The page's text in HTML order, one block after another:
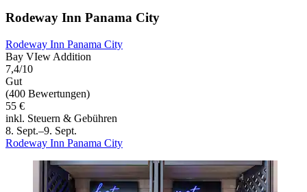
Rodeway Inn Panama City
Rodeway Inn Panama City
Bay VIew Addition
7,4/10
Gut
(400 Bewertungen)
55 €
inkl. Steuern & Gebühren
8. Sept.–9. Sept.
Rodeway Inn Panama City